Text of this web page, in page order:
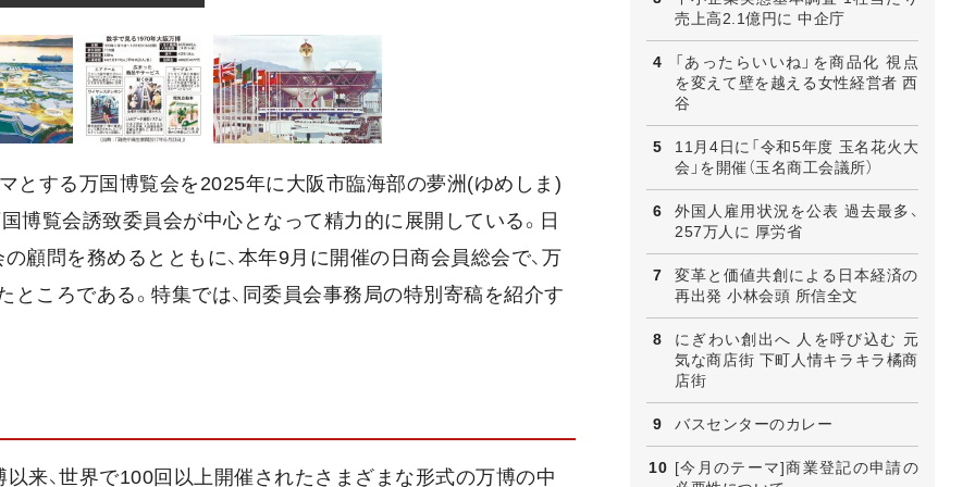
とする万国博覧会を2025年に大阪市臨海部の夢洲(ゆめしま)
博覧会誘致委員会が中心となって精力的に展開している。日
顧問を務めるとともに、本年9月に開催の日商会員総会で、万
ころである。特集では、同委員会事務局の特別寄稿を紹介す
来、世界で100回以上開催されたさまざまな形式の万博の中
売上高2.1億円に 中企庁
「あったらいいね」を商品化 視点
を変えて壁を越える女性経営者 西
谷
11月4日に「令和5年度 玉名花火大
会」を開催（玉名商工会議所）
外国人雇用状況を公表 過去最多、
257万人に 厚労省
変革と価値共創による日本経済の
再出発 小林会頭 所信全文
にぎわい創出へ 人を呼び込む 元
気な商店街 下町人情キラキラ橘商
店街
バスセンターのカレー
[今月のテーマ]商業登記の申請の